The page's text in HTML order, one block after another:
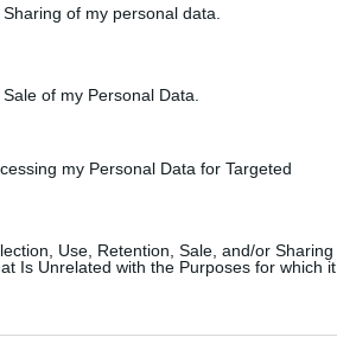
of my personal data.
of my Personal Data.
my Personal Data for Targeted
Use, Retention, Sale, and/or Sharing
Is Unrelated with the Purposes for which it